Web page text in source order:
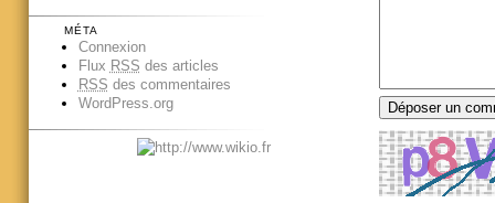
MÉTA
Connexion
Flux RSS des articles
RSS des commentaires
WordPress.org